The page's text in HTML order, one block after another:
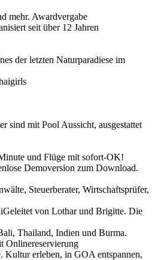
mehr. Awardvergabe
seit über 12 Jahren
der letzten Naturparadiese im
sind mit Pool Aussicht, ausgestattet
und Flüge mit sofort-OK!
Demoversion zum Download.
Steuerberater, Wirtschaftsprüfer,
von Lothar und Brigitte. Die
Thailand, Indien und Burma.
Onlinereservierung
Kultur erleben, in GOA entspannen,